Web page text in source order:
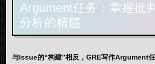
Argument任务：掌握批
分析的精髓
与Issue的“构建”相反， GRE写作Argument